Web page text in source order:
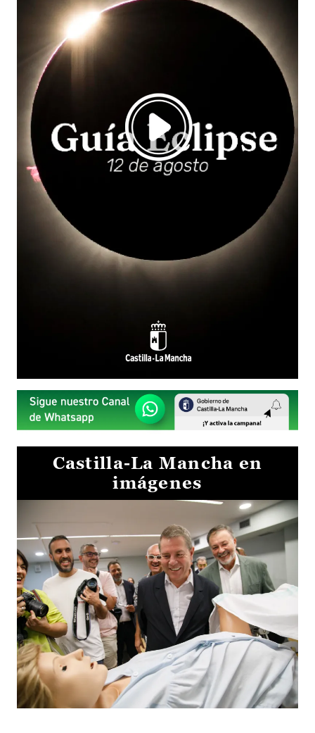
Castilla-La Mancha en
imágenes